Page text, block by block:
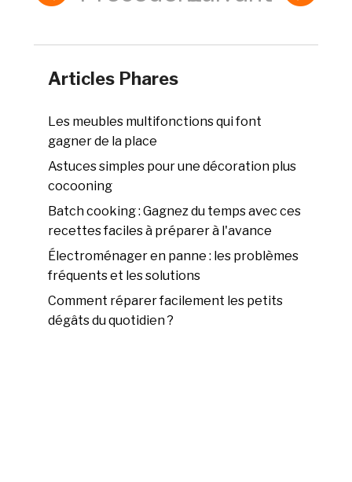
Articles Phares
Les meubles multifonctions qui font
gagner de la place
Astuces simples pour une décoration plus
cocooning
Batch cooking : Gagnez du temps avec ces
recettes faciles à préparer à l'avance
Électroménager en panne : les problèmes
fréquents et les solutions
Comment réparer facilement les petits
dégâts du quotidien ?